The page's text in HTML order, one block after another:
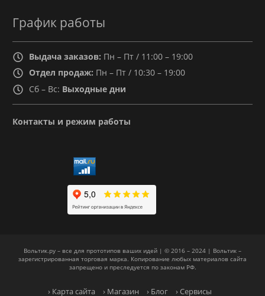
График работы
Выдача заказов: Пн – Пт / 11:00 – 19:00
Отдел продаж: Пн – Пт / 10:30 – 19:00
Сб – Вс: Выходные дни
Контакты и режим работы
Вольтик.ру – все для прототипов ваших идей | © 2016 – 2024 | Вольтик –
зарегистрированная торговая марка. Копирование любых материалов сайта
запрещено и преследуется по законам РФ.
› Карта сайта › Магазин › Блог › Сервисы